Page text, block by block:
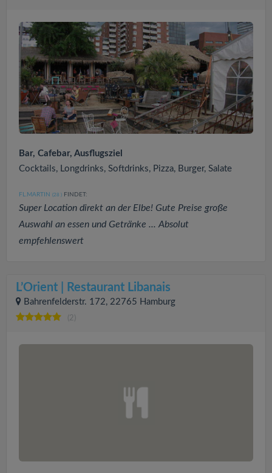
Bar, Cafebar, Ausflugsziel
Cocktails, Longdrinks, Softdrinks, Pizza, Burger, Salate
FL.MARTIN (28 ) FINDET:
Super Location direkt an der Elbe! Gute Preise große
Auswahl an essen und Getränke ... Absolut
empfehlenswert
L’Orient | Restaurant Libanais
Bahrenfelderstr. 172, 22765 Hamburg
(2)